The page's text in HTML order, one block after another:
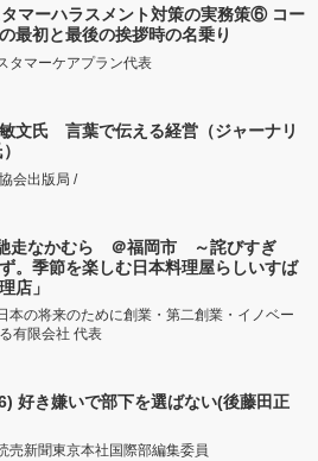
マーハラスメント対策の実務策⑥ コー
最初と最後の挨拶時の名乗り
タマーケアプラン代表
敏文氏 言葉で伝える経営（ジャーナリ
会出版局 /
走なかむら ＠福岡市 ～詫びすぎ
。季節を楽しむ日本料理屋らしいすば
店」
本の将来のために創業・第二創業・イノベー
有限会社 代表
好き嫌いで部下を選ばない(後藤田正
売新聞東京本社国際部編集委員